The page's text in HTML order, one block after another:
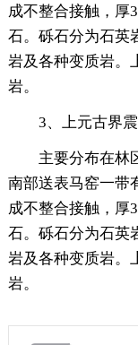
成不整合接触，厚
石。砾石分为石英
岩及各种变质岩。
岩。
3、上元古界
主要分布在林
南部送表马窑一带
成不整合接触，厚
石。砾石分为石英
岩及各种变质岩。
岩。